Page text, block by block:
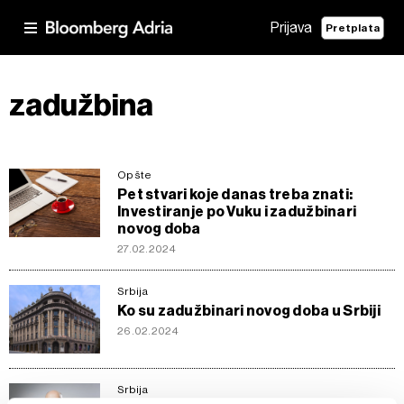
Prijava Pretplata
zadužbina
Opšte
Pet stvari koje danas treba znati:
Investiranje po Vuku i zadužbinari
novog doba
27.02.2024
Srbija
Ko su zadužbinari novog doba u Srbiji
26.02.2024
Srbija